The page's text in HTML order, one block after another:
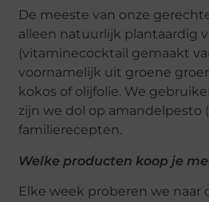
De meeste van onze
alleen natuurlijk plantaardig
(vitaminecocktail gemaakt
voornamelijk uit groene
kokos of olijfolie. We
zijn we dol op amandelpesto
familierecepten.
Welke producten koop je
Elke week proberen we naar